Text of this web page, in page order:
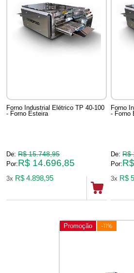
Forno Industrial Elétrico TP 40-100
- Forno Esteira
De: R$ 15.748,95
Por:R$ 14.696,85
3x R$ 4.898,95
Forno
- Forno
De: R$
Por:
3x R$
Promoção -11%